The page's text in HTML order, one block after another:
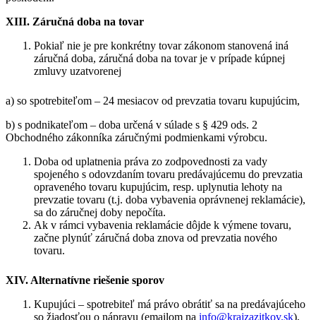
XIII. Záručná doba na tovar
Pokiaľ nie je pre konkrétny tovar zákonom stanovená iná
záručná doba, záručná doba na tovar je v prípade kúpnej
zmluvy uzatvorenej
a) so spotrebiteľom – 24 mesiacov od prevzatia tovaru kupujúcim,
b) s podnikateľom – doba určená v súlade s § 429 ods. 2
Obchodného zákonníka záručnými podmienkami výrobcu.
Doba od uplatnenia práva zo zodpovednosti za vady
spojeného s odovzdaním tovaru predávajúcemu do prevzatia
opraveného tovaru kupujúcim, resp. uplynutia lehoty na
prevzatie tovaru (t.j. doba vybavenia oprávnenej reklamácie),
sa do záručnej doby nepočíta.
Ak v rámci vybavenia reklamácie dôjde k výmene tovaru,
začne plynúť záručná doba znova od prevzatia nového
tovaru.
XIV. Alternatívne riešenie sporov
Kupujúci – spotrebiteľ má právo obrátiť sa na predávajúceho
so žiadosťou o nápravu (emailom na info@krajzazitkov.sk),